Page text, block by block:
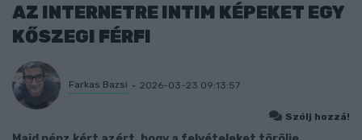
AZ INTERNETRE INTIM KÉPEKET EGY
KŐSZEGI FÉRFI
Farkas Bazsi 2026-03-23 09:13:57
Szólj hozzá!